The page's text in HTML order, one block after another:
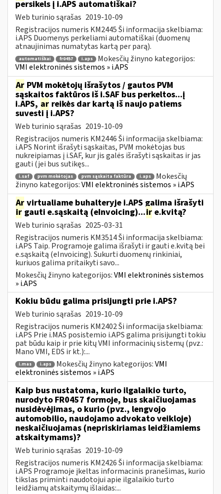
persikels į i.APS automatiškai?
Web turinio sąrašas 2019-10-09
Registracijos numeris KM2445 Ši informacija skelbiama:
i.APS Duomenys perkeliami automatiškai (duomenų
atnaujinimas numatytas kartą per parą).
automatiškai fr0457 i.aps
Mokesčių žinyno kategorijos:
VMI elektroninės sistemos » i.APS
Ar PVM mokėtojų išrašytos / gautos PVM
sąskaitos faktūros iš i.SAF bus perkeltos...į
i.APS, ar reikės dar kartą iš naujo patiems
suvesti į i.APS?
Web turinio sąrašas 2019-10-09
Registracijos numeris KM2446 Ši informacija skelbiama:
i.APS Norint išrašyti sąskaitas, PVM mokėtojas bus
nukreipiamas į i.SAF, kur jis galės išrašyti sąskaitas ir jas
gauti (jei bus sutikęs...
i.saf pvm mokėtojas pvm sąskaita faktūra i.aps
Mokesčių
žinyno kategorijos:VMI elektroninės sistemos » i.APS
Ar virtualiame buhalteryje i.APS galima išrašyti
irgauti e.sąskaitą (eInvoicing)...ir e.kvitą?
Web turinio sąrašas 2025-03-31
Registracijos numeris KM3514 Ši informacija skelbiama:
i.APS Taip. Programoje galima išrašyti ir gauti e.kvitą bei
e.sąskaitą (eInvoicing). Sukurti duomenų rinkiniai,
kuriuos galima pritaikyti savo...
Mokesčių žinyno kategorijos:VMI elektroninės sistemos
» i.APS
Kokiu būdu galima prisijungti prie i.APS?
Web turinio sąrašas 2019-10-09
Registracijos numeris KM2402 Ši informacija skelbiama:
i.APS Prie i.MAS posistemio i.APS galima prisijungti tokiu
pat būdu kaip ir prie kitų VMI informacinių sistemų (pvz.:
Mano VMI, EDS ir kt.):...
i.mas i.aps Mokesčių žinyno kategorijos:VMI
elektroninės sistemos » i.APS
Kaip bus nustatoma, kurio ilgalaikio turto,
nurodyto FR0457 formoje, bus skaičiuojamas
nusidėvėjimas, o kurio (pvz., lengvojo
automobilio, naudojamo advokato veikloje)
neskaičiuojamas (nepriskiriamas leidžiamiems
atskaitymams)?
Web turinio sąrašas 2019-10-09
Registracijos numeris KM2426 Ši informacija skelbiama:
i.APS Programoje įkeltas informacinis pranešimas, kurio
tikslas priminti naudotojui apie ilgalaikio turto
leidžiamų atskaitymų išlaidas:...